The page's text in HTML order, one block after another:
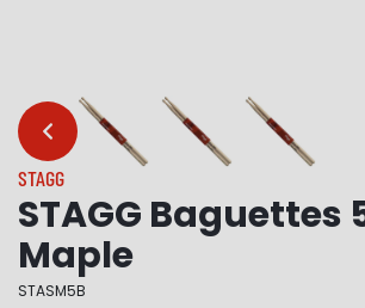
…
STAGG
STAGG Baguettes
Maple
STASM5B